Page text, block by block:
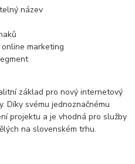
název
marketing
základ pro nový internetový
Díky svému jednoznačnému
projektu a je vhodná pro služby
na slovenském trhu.